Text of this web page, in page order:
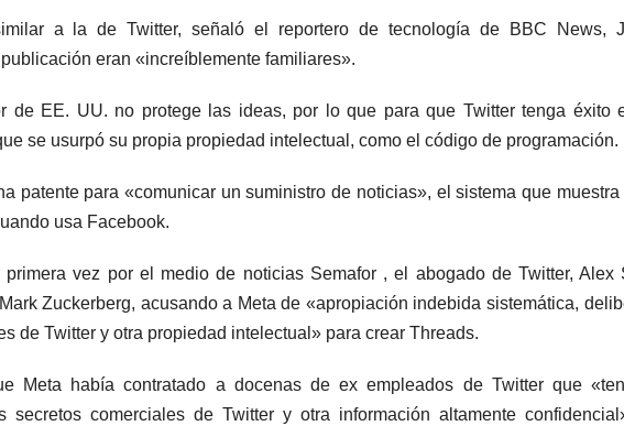
a la de Twitter, señaló el reportero de tecnología de BBC News,
eran «increíblemente familiares».
de EE. UU. no protege las ideas, por lo que para que Twitter tenga éxito
se usurpó su propia propiedad intelectual, como el código de programación.
patente para «comunicar un suministro de noticias», el sistema que muestra
usa Facebook.
vez por el medio de noticias Semafor , el abogado de Twitter, Alex
Zuckerberg, acusando a Meta de «apropiación indebida sistemática,
de Twitter y otra propiedad intelectual» para crear Threads.
Meta había contratado a docenas de ex empleados de Twitter que
secretos comerciales de Twitter y otra información altamente